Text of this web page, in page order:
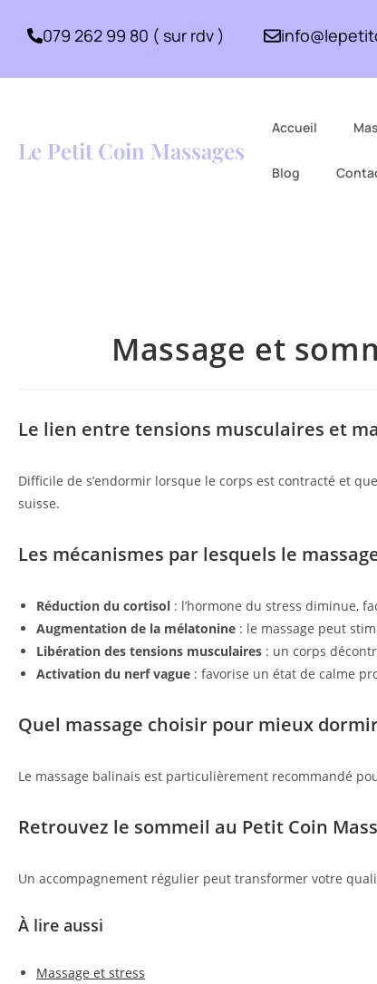
079 262 99 80 ( sur rdv )
Le Petit Coin Massages
Accueil
Blog
Massage et
Le lien entre tensions musculaires et
Difficile de s’endormir lorsque le corps est contracté et
suisse.
Les mécanismes par lesquels le
Réduction du cortisol : l’hormone du stress diminue,
Augmentation de la mélatonine : le massage peut
Libération des tensions musculaires : un corps
Activation du nerf vague : favorise un état de calme
Quel massage choisir pour mieux
Le massage balinais est particulièrement recommandé
Retrouvez le sommeil au Petit Coin
Un accompagnement régulier peut transformer votre
À lire aussi
Massage et stress